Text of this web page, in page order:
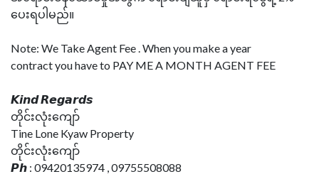
ပေးရပါမည်။
Note: We Take Agent Fee . When you make a year
contract you have to PAY ME A MONTH AGENT FEE
𝙆𝙞𝙣𝙙 𝙍𝙚𝙜𝙖𝙧𝙙𝙨
တိုင်းလုံးကျော်
Tine Lone Kyaw Property
တိုင်းလုံးကျော်